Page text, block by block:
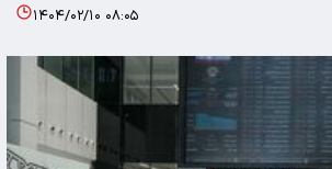
۱۴۰۴/۰۲/۱۰ ۰۸:۰۵